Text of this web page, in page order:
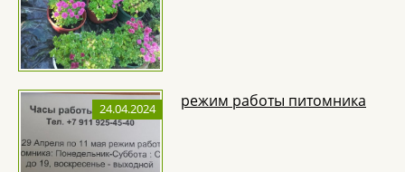
24.04.2024 режим работы питомника